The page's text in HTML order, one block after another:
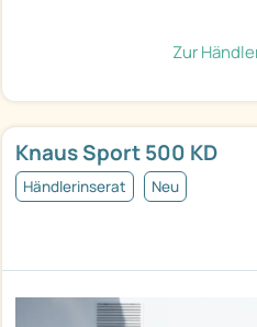
Zur
Knaus Sport 500 KD
Händlerinserat Neu